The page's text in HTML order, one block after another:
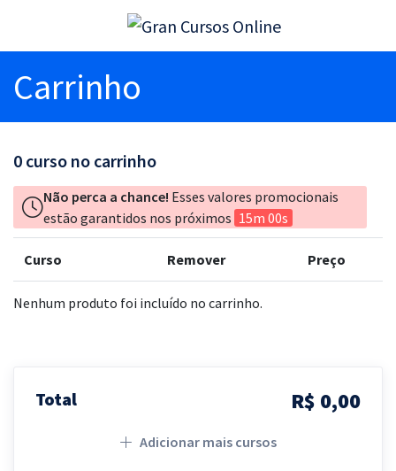
Carrinho
0 curso no carrinho
Não perca a chance! Esses valores promocionais
estão garantidos nos próximos 15m 00s
Curso Remover Preço
Nenhum produto foi incluído no carrinho.
Total R$ 0,00
Adicionar mais cursos